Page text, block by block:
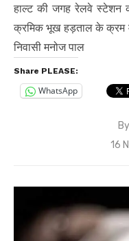
हाल्ट की जगह रेलवे स्टेशन
क्रमिक भूख हड़ताल के क्रम
निवासी मनोज पाल
Share PLEASE:
WhatsApp
By
16